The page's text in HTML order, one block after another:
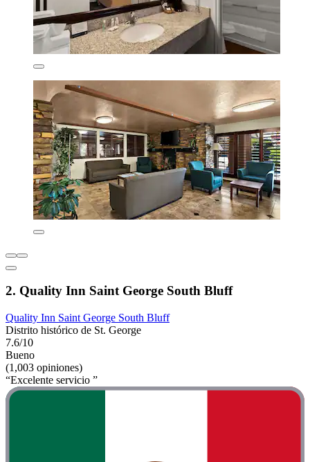
2. Quality Inn Saint George South Bluff
Quality Inn Saint George South Bluff
Distrito histórico de St. George
7.6/10
Bueno
(1,003 opiniones)
“Excelente servicio ”